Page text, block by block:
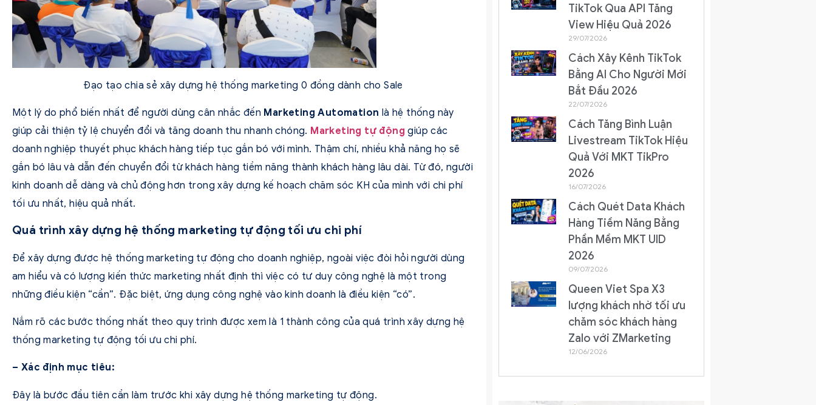
Đạo tạo chia sẻ xây dựng hệ thống marketing 0 đồng dành cho Sale
Một lý do phổ biến nhất để người dùng cân nhắc đến Marketing Automation là hệ thống này
giúp cải thiện tỷ lệ chuyển đổi và tăng doanh thu nhanh chóng. Marketing tự động giúp các
doanh nghiệp thuyết phục khách hàng tiếp tục gắn bó với mình. Thậm chí, nhiều khả năng họ sẽ
gắn bó lâu và dẫn đến chuyển đổi từ khách hàng tiềm năng thành khách hàng lâu dài. Từ đó, người
kinh doanh dễ dàng và chủ động hơn trong xây dựng kế hoạch chăm sóc KH của mình với chi phí
tối ưu nhất, hiệu quả nhất.
Quá trình xây dựng hệ thống marketing tự động tối ưu chi phí
Để xây dựng được hệ thống marketing tự động cho doanh nghiệp, ngoài việc đòi hỏi người dùng
am hiểu và có lượng kiến thức marketing nhất định thì việc có tư duy công nghệ là một trong
những điều kiện “cần”. Đặc biệt, ứng dụng công nghệ vào kinh doanh là điều kiện “có”.
Nắm rõ các bước thống nhất theo quy trình được xem là 1 thành công của quá trình xây dựng hệ
thống marketing tự động tối ưu chi phí.
– Xác định mục tiêu:
Đây là bước đầu tiên cần làm trước khi xây dựng hệ thống marketing tự động.
TikTok Qua API Tăng
View Hiệu Quả 2026
29/07/2026
Cách Xây Kênh TikTok
Bằng AI Cho Người Mới
Bắt Đầu 2026
22/07/2026
Cách Tăng Bình Luận
Livestream TikTok Hiệu
Quả Với MKT TikPro
2026
16/07/2026
Cách Quét Data Khách
Hàng Tiềm Năng Bằng
Phần Mềm MKT UID
2026
09/07/2026
Queen Viet Spa X3
lượng khách nhờ tối ưu
chăm sóc khách hàng
Zalo với ZMarketing
12/06/2026